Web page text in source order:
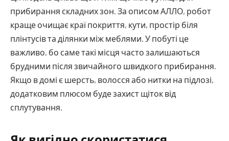
прибирання складних зон. За описом АЛЛО, робот
краще очищає краї покриття, кути, простір біля
плінтусів та ділянки між меблями. У побуті це
важливо, бо саме такі місця часто залишаються
брудними після звичайного швидкого прибирання.
Якщо в домі є шерсть, волосся або нитки на підлозі,
додатковим плюсом буде захист щіток від
сплутування.